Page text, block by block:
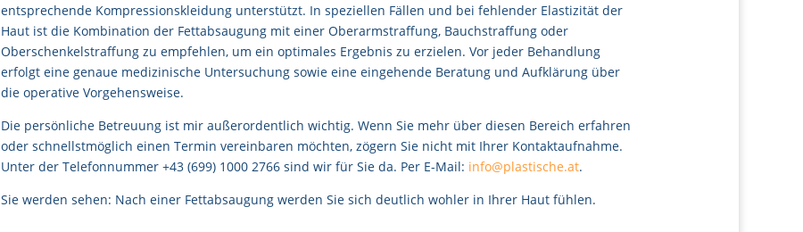
entsprechende Kompressionskleidung unterstützt. In speziellen Fällen und bei fehlender Elastizität der
Haut ist die Kombination der Fettabsaugung mit einer Oberarmstraffung, Bauchstraffung oder
Oberschenkelstraffung zu empfehlen, um ein optimales Ergebnis zu erzielen. Vor jeder Behandlung
erfolgt eine genaue medizinische Untersuchung sowie eine eingehende Beratung und Aufklärung über
die operative Vorgehensweise.
Die persönliche Betreuung ist mir außerordentlich wichtig. Wenn Sie mehr über diesen Bereich erfahren
oder schnellstmöglich einen Termin vereinbaren möchten, zögern Sie nicht mit Ihrer Kontaktaufnahme.
Unter der Telefonnummer +43 (699) 1000 2766 sind wir für Sie da. Per E-Mail: info@plastische.at.
Sie werden sehen: Nach einer Fettabsaugung werden Sie sich deutlich wohler in Ihrer Haut fühlen.